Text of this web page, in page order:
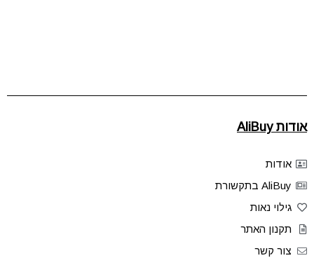
אודות AliBuy
אודות
AliBuy בתקשורת
גילוי נאות
תקנון האתר
צור קשר